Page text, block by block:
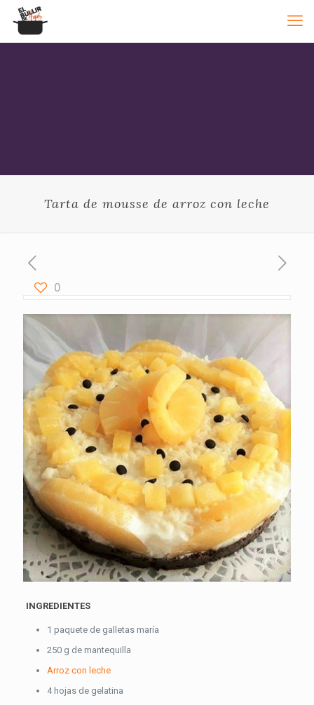
Tarta de mousse de arroz con leche
0
INGREDIENTES
1 paquete de galletas maría
250 g de mantequilla
Arroz con leche
4 hojas de gelatina